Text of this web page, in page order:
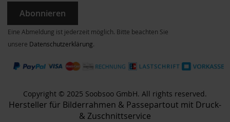
Abonnieren
Eine Abmeldung ist jederzeit möglich. Bitte beachten Sie
unsere Datenschutzerklärung.
Copyright © 2025 Soobsoo GmbH. All rights reserved.
Hersteller für Bilderrahmen & Passepartout mit Druck-
& Zuschnittservice